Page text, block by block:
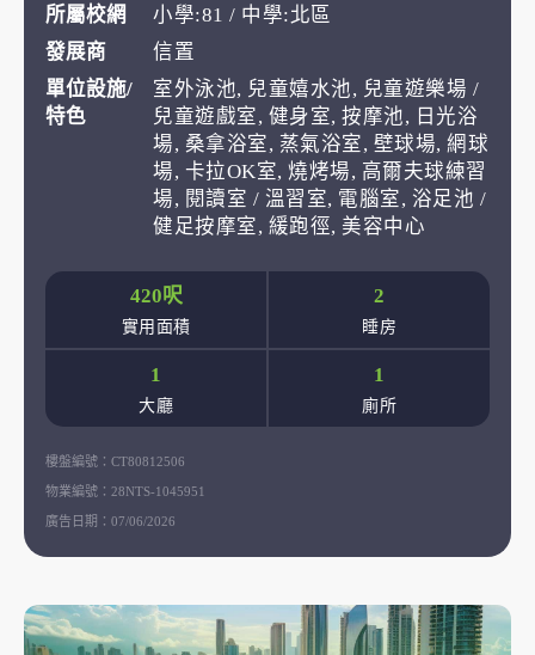
所屬校網
小學:81 / 中學:北區
發展商
信置
單位設施/
特色
室外泳池, 兒童嬉水池, 兒童遊樂場 /
兒童遊戲室, 健身室, 按摩池, 日光浴
場, 桑拿浴室, 蒸氣浴室, 壁球場, 網球
場, 卡拉OK室, 燒烤場, 高爾夫球練習
場, 閱讀室 / 溫習室, 電腦室, 浴足池 /
健足按摩室, 緩跑徑, 美容中心
420呎
實用面積
2
睡房
1
大廳
1
廁所
樓盤編號： CT80812506
物業編號： 28NTS-1045951
廣告日期： 07/06/2026